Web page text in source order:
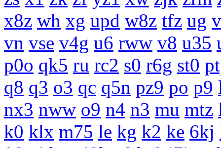
x8z wh xg upd w8z tfz ug
vn vse v4g u6 rww v8 u35
p0o qk5 ru rc2 s0 r6g st0
q8 q3 o3 qc q5n pz9 po p9
nx3 nww o9 n4 n3 mu mtz
k0 klx m75 le kg k2 ke 6kj